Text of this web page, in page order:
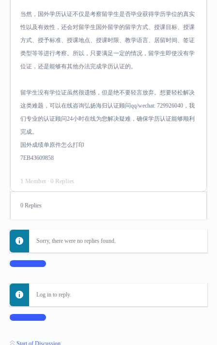
当然，国外学历认证不仅是考察留学生是否毕业获得学历学位的真实
性以及有效性，还会对留学生国外留学的留学方式、授课目标、授课
方式、授予标准、授课地点、授课时限、教学语言、居留时间、签证
类型等等进行考察。所以，只要满足一定的情况，留学生即使没有学
位证，还是能够有其他办法完成学历认证的。
留学生没有学位证虽然很遗憾，但是绝不要轻言放弃。想要轻松解决
这类难题，可以在线咨询弘扬海归认证顾问qq/wechat: 729926040，我
们专业的认证顾问24小时在线为您解决疑难，确保学历认证能够顺利
完成。
国外成绩单原件怎么打印
7EB43609858
1 Member · 0 Replies
0 Replies
Sorry, there were no replies found.
Log In to Reply
Log in to reply.
Log In to Reply
Start of Discussion